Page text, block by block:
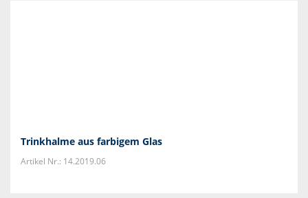
Trinkhalme aus farbigem Glas
Artikel Nr.: 14.2019.06